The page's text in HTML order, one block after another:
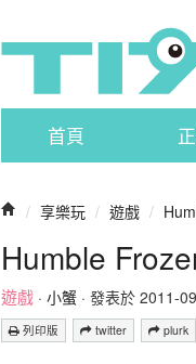
首頁
/ 享樂玩 / 遊戲 /
Humble
遊戲 · 小蟹 · 發表於 2011-
列印版 twitter plurk